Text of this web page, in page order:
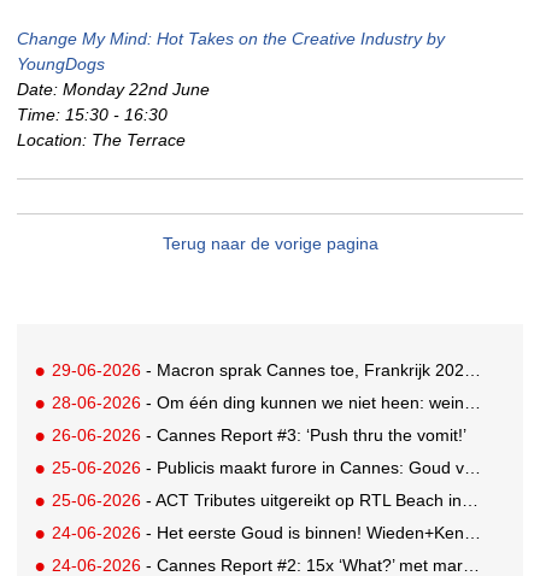
Change My Mind: Hot Takes on the Creative Industry by
YoungDogs
Date: Monday 22nd June
Time: 15:30 - 16:30
Location: The Terrace
Terug naar de vorige pagina
29-06-2026 - Macron sprak Cannes toe, Frankrijk 2026 Creative Country of the Year
28-06-2026 - Om één ding kunnen we niet heen: weinig awards voor Nederland in drukbezocht Cannes
26-06-2026 - Cannes Report #3: ‘Push thru the vomit!’
25-06-2026 - Publicis maakt furore in Cannes: Goud voor Renault-campagne
25-06-2026 - ACT Tributes uitgereikt op RTL Beach in Cannes
24-06-2026 - Het eerste Goud is binnen! Wieden+Kennedy glanst met LEGO-campagne
24-06-2026 - Cannes Report #2: 15x ‘What?’ met marketing-enfant terrible Andrew Tindall